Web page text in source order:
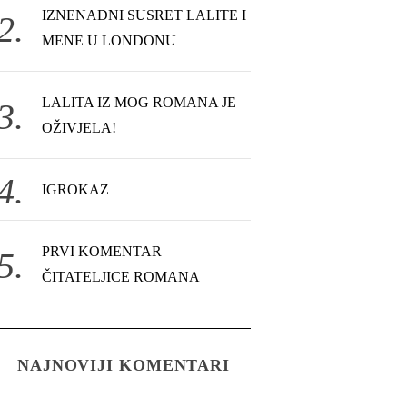
IZNENADNI SUSRET LALITE I
MENE U LONDONU
LALITA IZ MOG ROMANA JE
OŽIVJELA!
IGROKAZ
PRVI KOMENTAR
ČITATELJICE ROMANA
NAJNOVIJI KOMENTARI